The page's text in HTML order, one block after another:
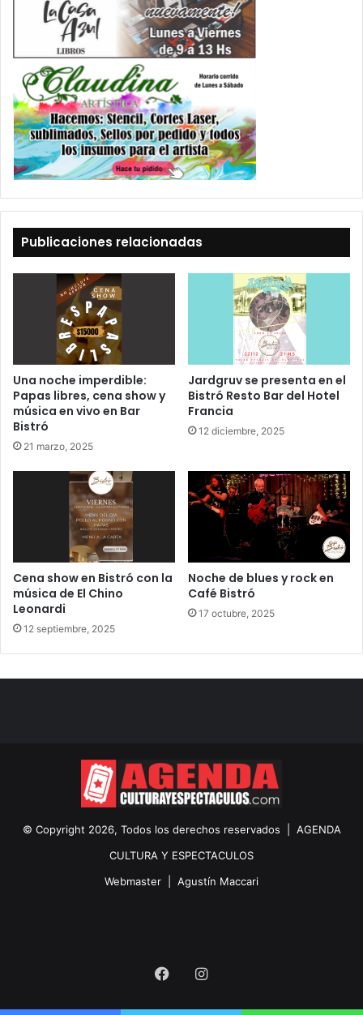
Publicaciones relacionadas
Una noche imperdible:
Papas libres, cena show y
música en vivo en Bar
Bistró
21 marzo, 2025
Jardgruv se presenta en el
Bistró Resto Bar del Hotel
Francia
12 diciembre, 2025
Cena show en Bistró con la
música de El Chino
Leonardi
12 septiembre, 2025
Noche de blues y rock en
Café Bistró
17 octubre, 2025
© Copyright 2026, Todos los derechos reservados | AGENDA
CULTURA Y ESPECTACULOS
Webmaster | Agustín Maccari